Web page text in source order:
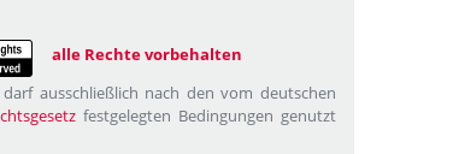
alle Rechte vorbehalten
darf ausschließlich nach den vom deutschen
festgelegten Bedingungen genutzt